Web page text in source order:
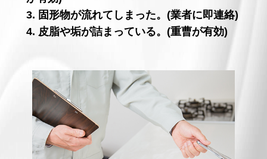
3. 固形物が流れてしまった。(業者に即連絡)
4. 皮脂や垢が詰まっている。(重曹が有効)